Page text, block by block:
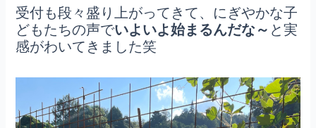
受付も段々盛り上がってきて、にぎやかな子
どもたちの声でいよいよ始まるんだな～ と実
感がわいてきました笑